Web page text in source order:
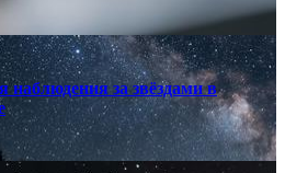
наблюдения за звёздами в